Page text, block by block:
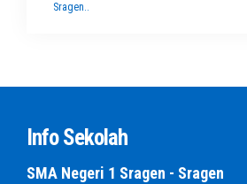
Sragen..
Info Sekolah
SMA Negeri 1 Sragen - Sragen